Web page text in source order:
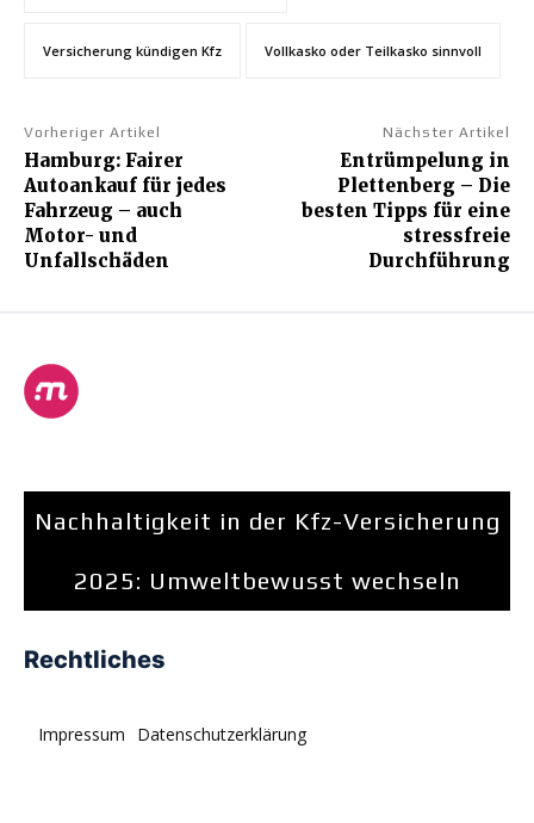
Versicherung kündigen Kfz Vollkasko oder Teilkasko sinnvoll
Vorheriger Artikel
Hamburg: Fairer
Autoankauf für jedes
Fahrzeug – auch
Motor- und
Unfallschäden
Nächster Artikel
Entrümpelung in
Plettenberg – Die
besten Tipps für eine
stressfreie
Durchführung
Nachhaltigkeit in der Kfz-Versicherung
2025: Umweltbewusst wechseln
Rechtliches
Impressum Datenschutzerklärung